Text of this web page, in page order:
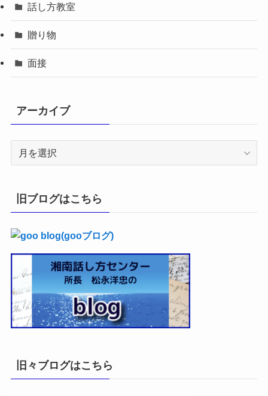
話し方教室
贈り物
面接
アーカイブ
イ
ブ
旧ブログはこちら
旧々ブログはこちら